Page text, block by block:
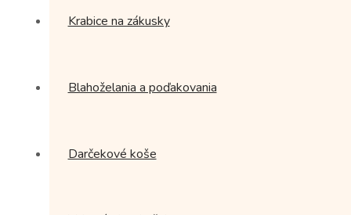
Krabice na zákusky
Blahoželania a poďakovania
Darčekové koše